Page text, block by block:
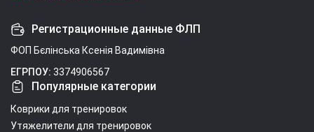
Регистрационные данные ФЛП
ФОП Бєлінська Ксенія Вадимівна
ЕГРПОУ: 3374906567
Популярные категории
Коврики для тренировок
Утяжелители для тренировок